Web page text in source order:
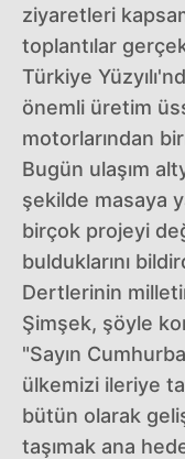
ziyaretleri
toplantılar
Türkiye
önemli üretim
motorlarından
Bugün ulaşım
şekilde masaya
birçok projeyi
bulduklarını
Dertlerinin
Şimşek, şöyle
"Sayın
ülkemizi ileriye
bütün olarak
taşımak ana